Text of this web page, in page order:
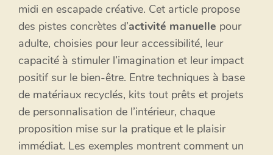
midi en escapade créative. Cet article propose
des pistes concrètes d’activité manuelle pour
adulte, choisies pour leur accessibilité, leur
capacité à stimuler l’imagination et leur impact
positif sur le bien-être. Entre techniques à base
de matériaux recyclés, kits tout prêts et projets
de personnalisation de l’intérieur, chaque
proposition mise sur la pratique et le plaisir
immédiat. Les exemples montrent comment un